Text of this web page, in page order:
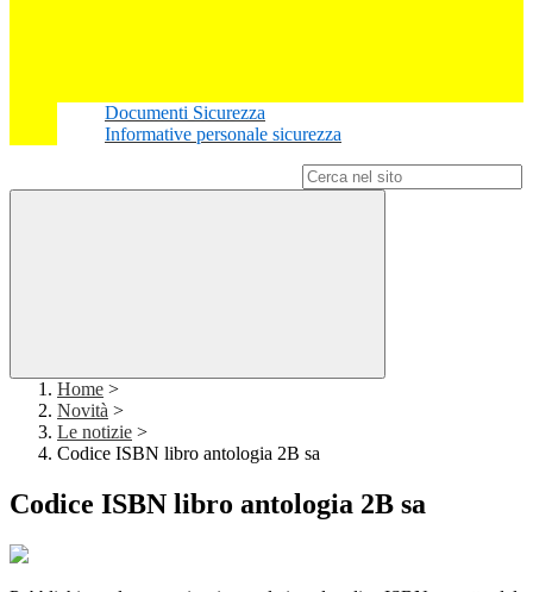
Documenti Sicurezza
Informative personale sicurezza
Home >
Novità >
Le notizie >
Codice ISBN libro antologia 2B sa
Codice ISBN libro antologia 2B sa